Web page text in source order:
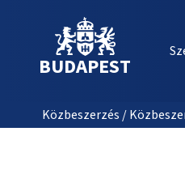
BUDAPEST
Közbeszerzés /